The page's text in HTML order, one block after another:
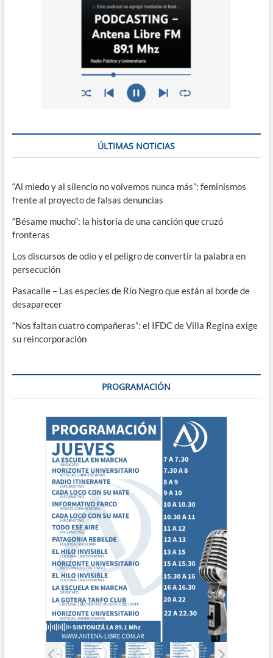
ÚLTIMAS NOTICIAS
“Al miedo y al silencio no volvemos nunca más”: feminismos
frente al proyecto de falsas denuncias
“Bésame mucho”: la historia de una canción que cruzó
fronteras
Los discursos de odio y el peligro de convertir la palabra en
persecución
Pasacalle – Las especies de Río Negro que están al borde de
desaparecer
“Nos faltan cuatro compañeras”: el IFDC de Villa Regina exige
su reincorporación
PROGRAMACIÓN